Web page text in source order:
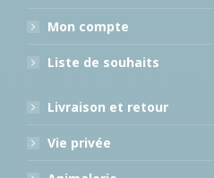
Mon compte
Liste de souhaits
Livraison et retour
Vie privée